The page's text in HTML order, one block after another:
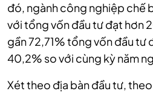
đó, ngành công nghiệp chế
với tổng vốn đầu tư đạt hơn
gần 72,71% tổng vốn đầu tư
40,2% so với cùng kỳ năm
Xét theo địa bàn đầu tư,